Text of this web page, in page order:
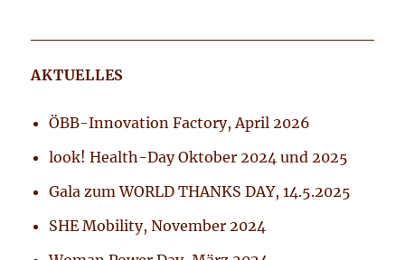
AKTUELLES
ÖBB-Innovation Factory, April 2026
look! Health-Day Oktober 2024 und 2025
Gala zum WORLD THANKS DAY, 14.5.2025
SHE Mobility, November 2024